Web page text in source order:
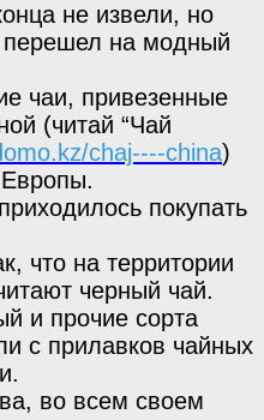
не извели, но
перешел на модный
чаи, привезенные
(читай “Чай
chaj----china)
покупать
что на территории
черный чай.
и прочие сорта
с прилавков чайных
во всем своем